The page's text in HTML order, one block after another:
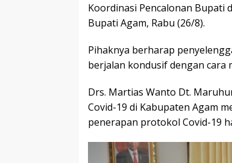
Koordinasi Pencalonan Bupati
Bupati Agam, Rabu (26/8).
Pihaknya berharap
berjalan kondusif dengan cara
Drs. Martias Wanto Dt.
Covid-19 di Kabupaten Agam
penerapan protokol Covid-19